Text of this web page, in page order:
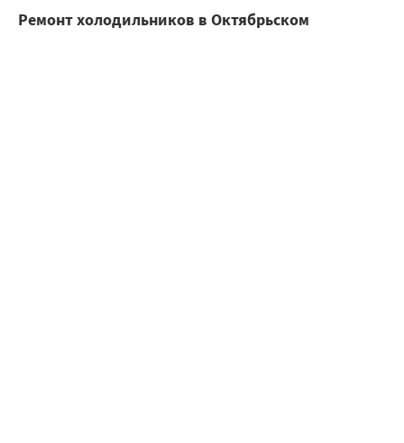
Ремонт холодильников в Октябрьском